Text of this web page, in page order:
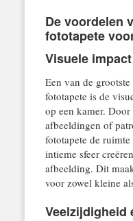
De voordelen
fototapete
Visuele
Een van de
fototapete is de
op een kamer.
afbeeldingen of
fototapete de
intieme sfeer
afbeelding. Dit
voor zowel kleine
Veelzijdigheid